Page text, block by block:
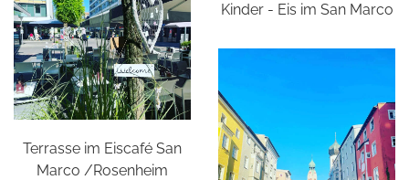
Terrasse im Eiscafé San
Marco /Rosenheim
Kinder - Eis im San Marco